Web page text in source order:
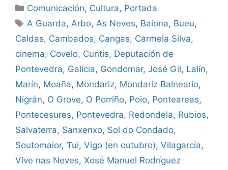
Comunicación, Cultura, Portada
A Guarda,Arbo,As Neves, Baiona, Bueu,
Caldas, Cambados, Cangas, Carmela Silva,
cinema, Covelo, Cuntis, Deputación de
Pontevedra, Galicia, Gondomar, José Gil, Lalín,
Marín, Moaña, Mondariz, Mondariz Balneario,
Nigrán, O Grove, O Porriño, Poio, Ponteareas,
Pontecesures, Pontevedra, Redondela, Rubios,
Salvaterra, Sanxenxo, Sol do Condado,
Soutomaior, Tui, Vigo (en outubro), Vilagarcía,
Vive nas Neves, Xosé Manuel Rodríguez